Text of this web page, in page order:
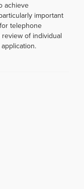
achieve
important
telephone
of individual